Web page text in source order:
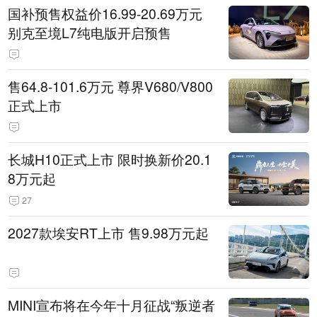
国补预售权益价16.99-20.69万元
别克至境L7纯电版开启预售
售64.8-101.6万元 尊界V680/V800
正式上市
长城H10正式上市 限时换新价20.1
8万元起
27
2027款埃安RT上市 售9.98万元起
MINI宣布将在今年十月征战“叛逆者